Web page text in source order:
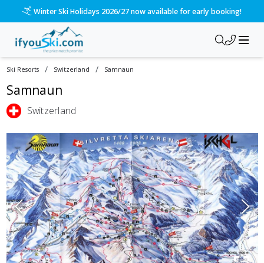
Winter Ski Holidays 2026/27 now available for early booking!
Ski Resorts / Switzerland / Samnaun
Samnaun
Switzerland